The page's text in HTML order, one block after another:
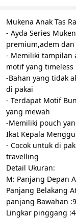
Mukena Anak Tas
- Ayda Series
premium,adem
- Memiliki tampilan
motif yang timeless
-Bahan yang tidak
di pakai
- Terdapat Motif
yang mewah
-Memiliki pouch
Ikat Kepala
- Cocok untuk di
travelling
Detail Ukuran:
M: Panjang Depan
Panjang Belakang
panjang Bawahan
Lingkar pinggang